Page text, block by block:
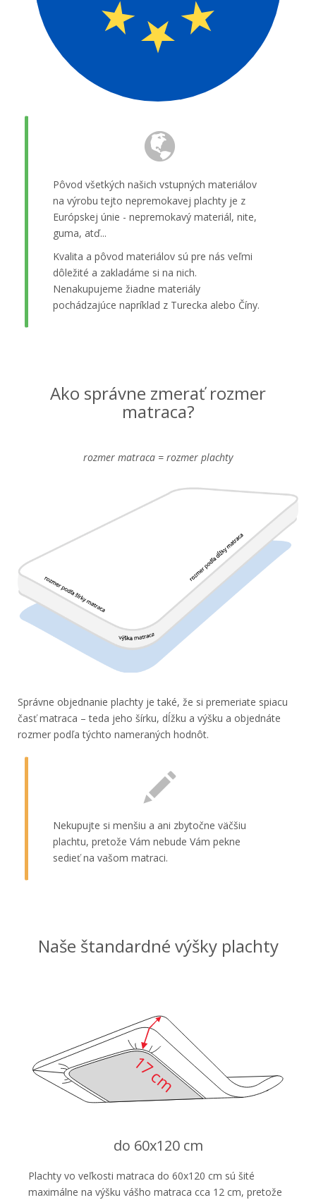
Pôvod všetkých našich vstupných materiálov
na výrobu tejto nepremokavej plachty je z
Európskej únie - nepremokavý materiál, nite,
guma, atď...
Kvalita a pôvod materiálov sú pre nás veľmi
dôležité a zakladáme si na nich.
Nenakupujeme žiadne materiály
pochádzajúce napríklad z Turecka alebo Číny.
Ako správne zmerať rozmer
matraca?
rozmer matraca = rozmer plachty
Správne objednanie plachty je také, že si premeriate spiacu
časť matraca – teda jeho šírku, dĺžku a výšku a objednáte
rozmer podľa týchto nameraných hodnôt.
Nekupujte si menšiu a ani zbytočne väčšiu
plachtu, pretože Vám nebude Vám pekne
sedieť na vašom matraci.
Naše štandardné výšky plachty
do 60x120 cm
Plachty vo veľkosti matraca do 60x120 cm sú šité
maximálne na výšku vášho matraca cca 12 cm, pretože